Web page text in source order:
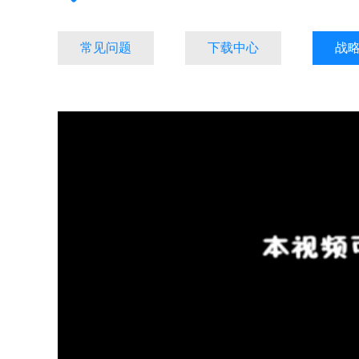
常见问题 下载中心 战